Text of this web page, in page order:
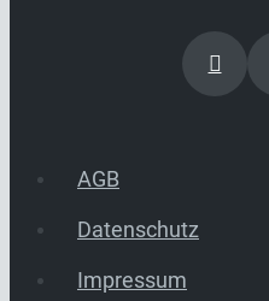
AGB
Datenschutz
Impressum